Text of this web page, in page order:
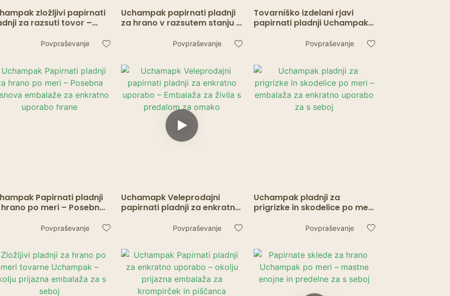
zložljivi papirnati
za razsuti tovor –
za enkratno uporabo
Povpraševanje
Uchampak papirnati pladnji
za hrano v razsutem stanju –
uporabo za tacose, žar in
Povpraševanje
Tovarniško izdelani rjavi
papirnati pladnji Uchampak
uporabo za ulično hrano
Povpraševanje
Papirnati pladnji
po meri – Posebna
uporabo hrane
Povpraševanje
Uchamapk Veleprodajni
papirnati pladnji za enkratno
živila s predalom za omako
Povpraševanje
Uchampak pladnji za
prigrizke in skodelice po meri
uporabo za s seboj
Povpraševanje